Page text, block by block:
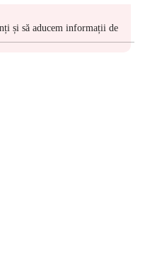
și să aducem informații de